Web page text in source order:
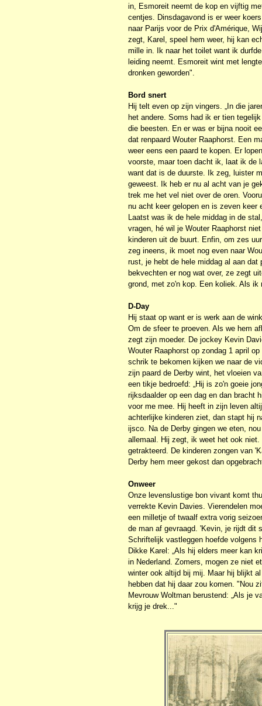
in, Esmoreit neemt de kop en vijftig
centjes. Dinsdagavond is er weer
naar Parijs voor de Prix d'Amérique,
zegt, Karel, speel hem weer, hij kan
mille in. Ik naar het toilet want ik
leiding neemt. Esmoreit wint met
dronken geworden".
Bord snert
Hij telt even op zijn vingers. „In die
het andere. Soms had ik er tien
die beesten. En er was er bijna nooit
dat renpaard Wouter Raaphorst. Een
weer eens een paard te kopen. Er
voorste, maar toen dacht ik, laat ik de
want dat is de duurste. Ik zeg, luister
geweest. Ik heb er nu al acht van je
trek me het vel niet over de oren.
nu acht keer gelopen en is zeven keer
Laatst was ik de hele middag in de
vragen, hé wil je Wouter Raaphorst
kinderen uit de buurt. Enfin, om zes
zeg ineens, ik moet nog even naar
rust, je hebt de hele middag al aan
bekvechten er nog wat over, ze zegt
grond, met zo'n kop. Een koliek. Als
D-Day
Hij staat op want er is werk aan de
Om de sfeer te proeven. Als we hem
zegt zijn moeder. De jockey Kevin
Wouter Raaphorst op zondag 1 april
schrik te bekomen kijken we naar de
zijn paard de Derby wint, het vloeien
een tikje bedroefd: „Hij is zo'n goeie
rijksdaalder op een dag en dan bracht
voor me mee. Hij heeft in zijn leven
achterlijke kinderen ziet, dan stapt hij
ijsco. Na de Derby gingen we eten,
allemaal. Hij zegt, ik weet het ook
getrakteerd. De kinderen zongen van
Derby hem meer gekost dan
Onweer
Onze levenslustige bon vivant komt
verrekte Kevin Davies. Vierendelen
een milletje of twaalf extra vorig
de man af gevraagd. 'Kevin, je rijdt dit
Schriftelijk vastleggen hoefde volgens
Dikke Karel: „Als hij elders meer kan
in Nederland. Zomers, mogen ze niet
winter ook altijd bij mij. Maar hij blijkt
hebben dat hij daar zou komen. "Nou
Mevrouw Woltman berustend: „Als je
krijg je drek..."